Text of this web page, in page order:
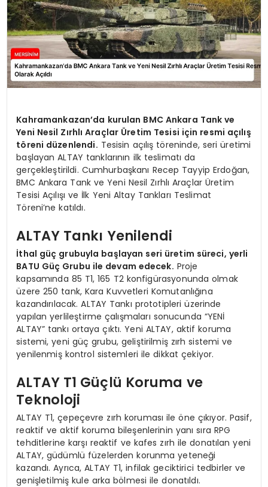
Kahramankazan’da kurulan BMC Ankara Tank ve
Yeni Nesil Zırhlı Araçlar Üretim Tesisi için resmi açılış
töreni düzenlendi. Tesisin açılış töreninde, seri üretimi
başlayan ALTAY tanklarının ilk teslimatı da
gerçekleştirildi. Cumhurbaşkanı Recep Tayyip Erdoğan,
BMC Ankara Tank ve Yeni Nesil Zırhlı Araçlar Üretim
Tesisi Açılışı ve İlk Yeni Altay Tankları Teslimat
Töreni’ne katıldı.
ALTAY Tankı Yenilendi
İthal güç grubuyla başlayan seri üretim süreci, yerli
BATU Güç Grubu ile devam edecek. Proje
kapsamında 85 T1, 165 T2 konfigürasyonunda olmak
üzere 250 tank, Kara Kuvvetleri Komutanlığına
kazandırılacak. ALTAY Tankı prototipleri üzerinde
yapılan yerlileştirme çalışmaları sonucunda “YENİ
ALTAY” tankı ortaya çıktı. Yeni ALTAY, aktif koruma
sistemi, yeni güç grubu, geliştirilmiş zırh sistemi ve
yenilenmiş kontrol sistemleri ile dikkat çekiyor.
ALTAY T1 Güçlü Koruma ve
Teknoloji
ALTAY T1, çepeçevre zırh koruması ile öne çıkıyor. Pasif,
reaktif ve aktif koruma bileşenlerinin yanı sıra RPG
tehditlerine karşı reaktif ve kafes zırh ile donatılan yeni
ALTAY, güdümlü füzelerden korunma yeteneği
kazandı. Ayrıca, ALTAY T1, infilak geciktirici tedbirler ve
genişletilmiş kule arka bölmesi ile donatıldı.